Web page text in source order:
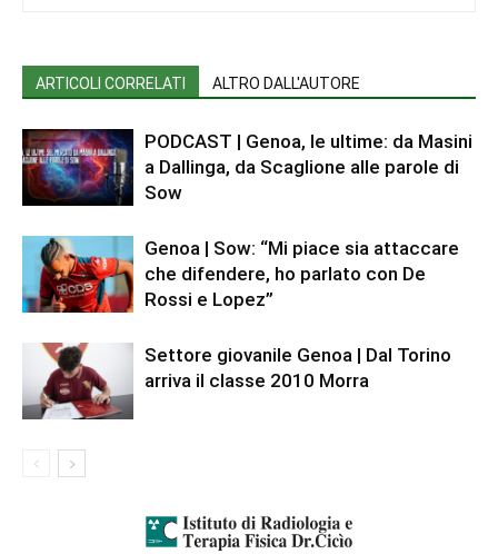
ARTICOLI CORRELATI ALTRO DALL'AUTORE
PODCAST | Genoa, le ultime: da Masini
a Dallinga, da Scaglione alle parole di
Sow
Genoa | Sow: “Mi piace sia attaccare
che difendere, ho parlato con De
Rossi e Lopez”
Settore giovanile Genoa | Dal Torino
arriva il classe 2010 Morra